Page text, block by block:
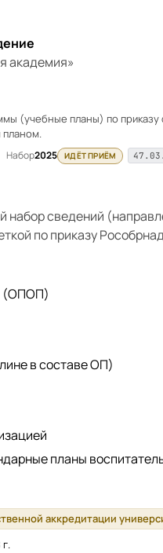
академия»
(учебные планы) по
Набор2025 ИДЁТ ПРИЁМ
набор сведений
по приказу
(ОПОП)
в составе ОП)
планы
аккредитации